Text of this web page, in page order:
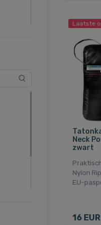
Laatste
Neck
zwart
Nylon
EU-
16 EUR